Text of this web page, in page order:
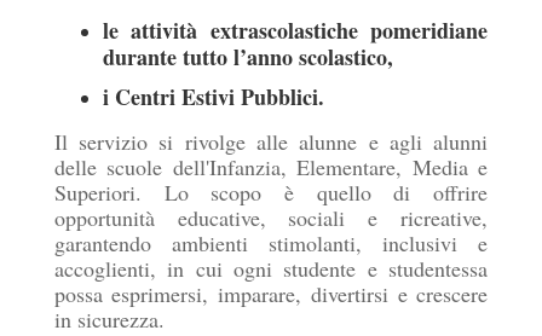
le attività extrascolastiche pomeridiane
durante tutto l’anno scolastico,
i Centri Estivi Pubblici.
Il servizio si rivolge alle alunne e agli alunni
delle scuole dell'Infanzia, Elementare, Media e
Superiori. Lo scopo è quello di offrire
opportunità educative, sociali e ricreative,
garantendo ambienti stimolanti, inclusivi e
accoglienti, in cui ogni studente e studentessa
possa esprimersi, imparare, divertirsi e crescere
in sicurezza.